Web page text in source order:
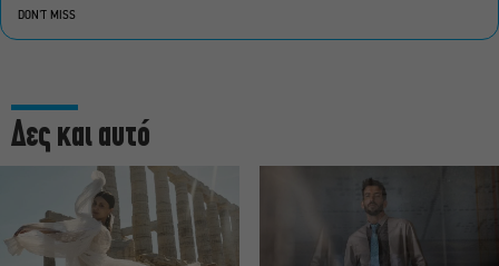
DON'T MISS
Δες και αυτό